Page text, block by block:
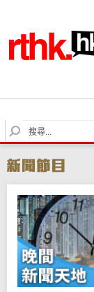
S
e
r
c
h